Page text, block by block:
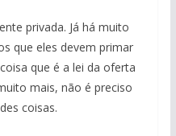
privada. Já há muito
que eles devem primar
que é a lei da oferta
mais, não é preciso
coisas.